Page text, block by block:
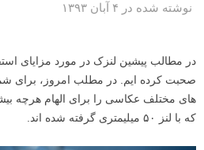
نوشته شده در ۴ آبان ۱۳۹۳
صحبت کرده ایم. در مطلب امروز، برای
های مختلف عکاسی را برای الهام هرچه
که با لنز ۵۰ میلیمتری گرفته شده اند.